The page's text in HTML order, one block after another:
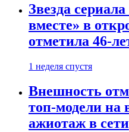
Звезда
вместе» в
отметила 46-
1 неделя спустя
Внешность
топ-модели на
ажиотаж в сети